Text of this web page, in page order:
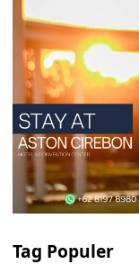
Tag Populer